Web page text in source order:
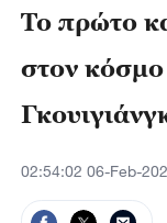
Το πρώτο
στον κόσμο
02:54:02 06-Feb-